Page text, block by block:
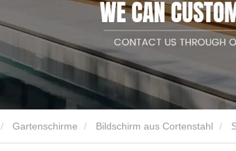
Holz-Kunststoff-Serie
Verbundzaun
Gartenschirme Bildschirm aus Cortenstahl